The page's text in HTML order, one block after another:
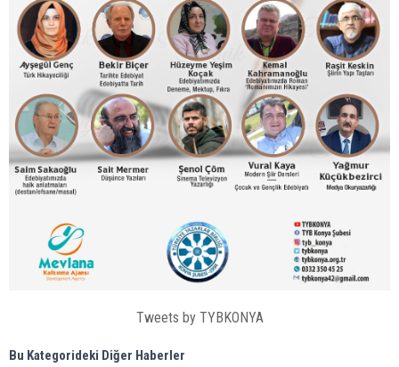
Tweets by TYBKONYA
Bu Kategorideki Diğer Haberler